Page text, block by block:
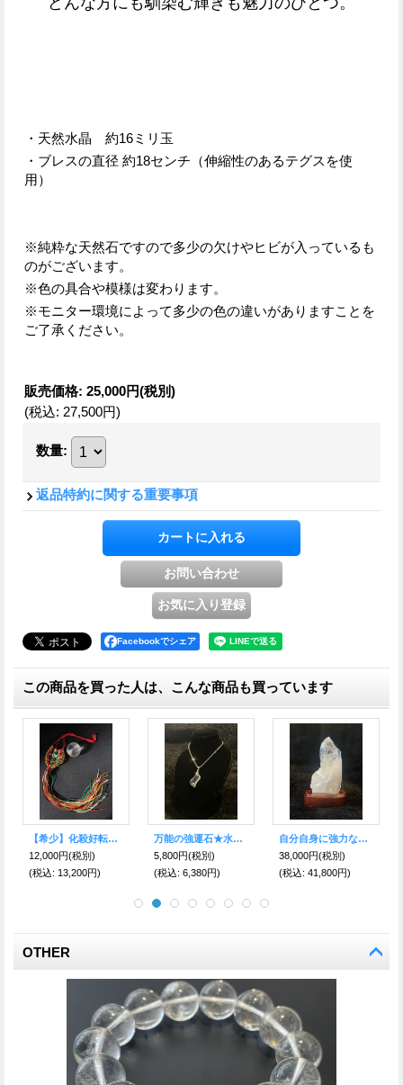
・天然水晶 約16ミリ玉
・ブレスの直径 約18センチ（伸縮性のあるテグスを使
用）
※純粋な天然石ですので多少の欠けやヒビが入っているも
のがございます。
※色の具合や模様は変わります。
※モニター環境によって多少の色の違いがありますことを
ご了承ください。
販売価格: 25,000円(税別)
(税込: 27,500円)
数量:
返品特約に関する重要事項
Facebookでシェア
この商品を買った人は、こんな商品も買っています
双方からの金運をキャッチ！ 財宝やお金を蓄える 双寶瓶天珠 大玉ブレスレット
4,500円(税別)
(税込: 4,950円)
置き型Sサイズ／最高の浄化力！クリスタル サン・キャッチャー蓮花
3,300円(税別)
(税込: 3,630円)
未来を見通す！大迫力！邪気を払いのブラック天眼石ブレスレット 16ミリ珠
28,000円(税別)
(税込: 30,800円)
OTHER